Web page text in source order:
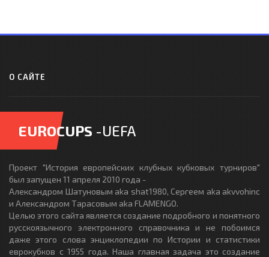
О САЙТЕ
EUROCUPS -UEFA
Проект "История европейских клубных кубковых турниров"
был запущен 11 апреля 2010 года -
Александром Шатуновым aka shat1980, Сергеем aka akvvohinc
и Александром Тарасовым aka FLAMENGO.
Целью этого сайта является создание подробного и понятного
русскоязычного электронного справочника и не побоимся
даже этого слова энциклопедии по Истории и статистики
еврокубков с 1955 года. Наша главная задача это создание